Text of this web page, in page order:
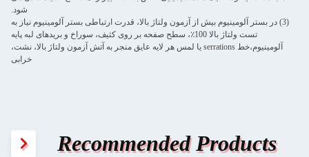
شود.
(3) در بستر آلومینیوم بیش از آزمون ولتاژ بالا، قدرت ارتباطی بستر آلومینیوم نیاز به
تست ولتاژ بالا 100٪، سطح صفحه بر روی کثیف، سوراخ و بریدهای لبه پایه
آلومینیوم،خط serrations یا لمس هر لایه عایق منجر به آتش آزمون ولتاژ بالا، نشت،
خرابی
Recommended Products